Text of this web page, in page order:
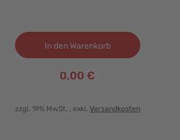
In den Warenkorb
0,00 €
zzgl. 19% MwSt. , exkl. Versandkosten